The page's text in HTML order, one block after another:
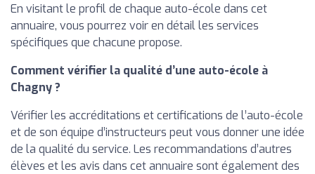
En visitant le profil de chaque auto-école dans cet
annuaire, vous pourrez voir en détail les services
spécifiques que chacune propose.
Comment vérifier la qualité d’une auto-école à
Chagny ?
Vérifier les accréditations et certifications de l’auto-école
et de son équipe d’instructeurs peut vous donner une idée
de la qualité du service. Les recommandations d’autres
élèves et les avis dans cet annuaire sont également des